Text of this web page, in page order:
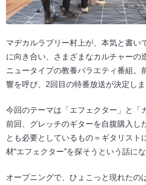
マヂカルラブリー村上が、本気と書い
に向き合い、さまざまなカルチャーの
ニュータイプの教養バラエティ番組。
響を呼び、2回目の特番放送が決定しま
今回のテーマは「エフェクター」と「
前回、グレッチのギターを自腹購入し
とも必要としているもの＝ギタリスト
材“エフェクター”を探そうという話にな
オープニングで、ひょこっと現れたの